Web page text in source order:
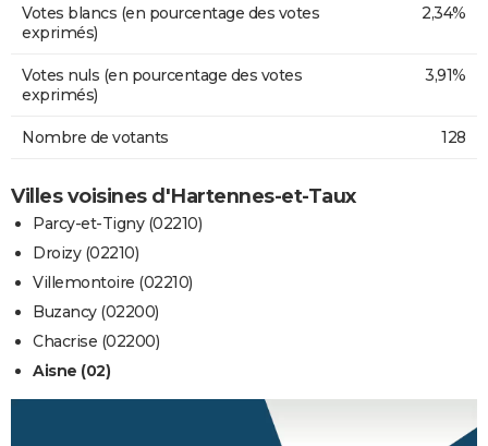
Votes blancs (en pourcentage des votes
exprimés)
2,34%
Votes nuls (en pourcentage des votes
exprimés)
3,91%
Nombre de votants 128
Villes voisines d'Hartennes-et-Taux
Parcy-et-Tigny (02210)
Droizy (02210)
Villemontoire (02210)
Buzancy (02200)
Chacrise (02200)
Aisne (02)